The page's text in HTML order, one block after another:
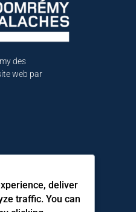
des
web par
deliver
traffic. You can